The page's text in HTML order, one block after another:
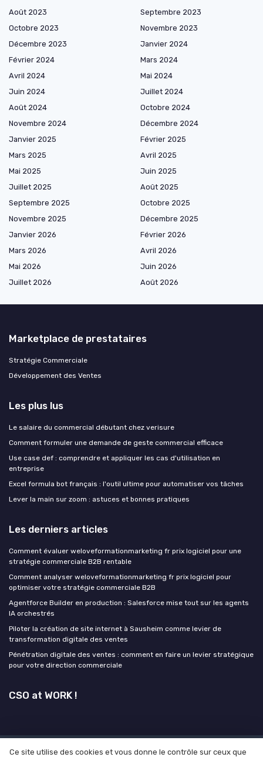
Août 2023
Septembre 2023
Octobre 2023
Novembre 2023
Décembre 2023
Janvier 2024
Février 2024
Mars 2024
Avril 2024
Mai 2024
Juin 2024
Juillet 2024
Août 2024
Octobre 2024
Novembre 2024
Décembre 2024
Janvier 2025
Février 2025
Mars 2025
Avril 2025
Mai 2025
Juin 2025
Juillet 2025
Août 2025
Septembre 2025
Octobre 2025
Novembre 2025
Décembre 2025
Janvier 2026
Février 2026
Mars 2026
Avril 2026
Mai 2026
Juin 2026
Juillet 2026
Août 2026
Marketplace de prestataires
Stratégie Commerciale
Développement des Ventes
Les plus lus
Le salaire du commercial débutant chez verisure
Comment formuler une demande de geste commercial efficace
Use case def : comprendre et appliquer les cas d'utilisation en
entreprise
Excel formula bot français : l'outil ultime pour automatiser vos tâches
Lever la main sur zoom : astuces et bonnes pratiques
Les derniers articles
Comment évaluer weloveformationmarketing fr prix logiciel pour une
stratégie commerciale B2B rentable
Comment analyser weloveformationmarketing fr prix logiciel pour
optimiser votre stratégie commerciale B2B
Agentforce Builder en production : Salesforce mise tout sur les agents
IA orchestrés
Piloter la création de site internet à Sausheim comme levier de
transformation digitale des ventes
Pénétration digitale des ventes : comment en faire un levier stratégique
pour votre direction commerciale
CSO at WORK !
Mentions légales Politique de confidentialité Grande
Ce site utilise des cookies et vous donne le contrôle sur ceux que